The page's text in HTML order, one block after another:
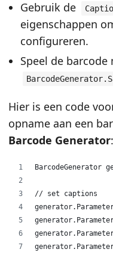
Gebruik de
eigenschappen
configureren.
Speel de
Hier is een code
opname aan een
Barcode Generator:
BarcodeGenerator
// set captions